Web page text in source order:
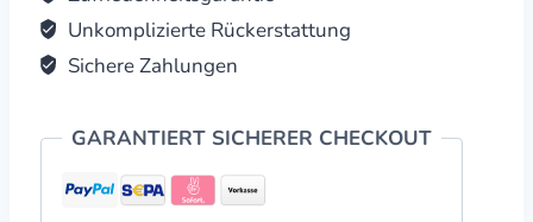
Unkomplizierte Rückerstattung
Sichere Zahlungen
GARANTIERT SICHERER CHECKOUT